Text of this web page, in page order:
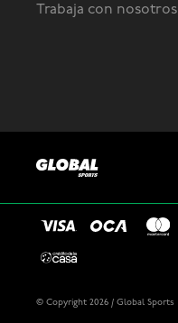
Trabaja con nosotros
© Copyright 2026 / Global Sports